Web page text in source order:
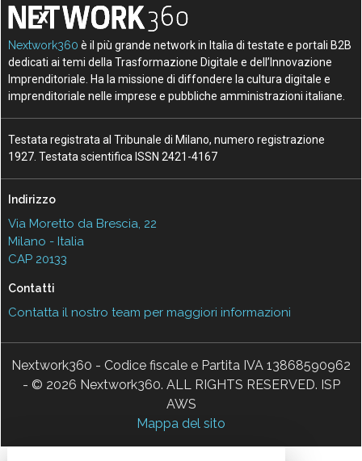
Nextwork360 è il più grande network in Italia di testate e portali B2B
dedicati ai temi della Trasformazione Digitale e dell’Innovazione
Imprenditoriale. Ha la missione di diffondere la cultura digitale e
imprenditoriale nelle imprese e pubbliche amministrazioni italiane.
Testata registrata al Tribunale di Milano, numero registrazione
1927. Testata scientifica ISSN 2421-4167
Indirizzo
Via Moretto da Brescia, 22
Milano - Italia
CAP 20133
Contatti
Contatta il nostro team per maggiori informazioni
Nextwork360 - Codice fiscale e Partita IVA 13868590962
- © 2026 Nextwork360. ALL RIGHTS RESERVED. ISP
AWS
Mappa del sito